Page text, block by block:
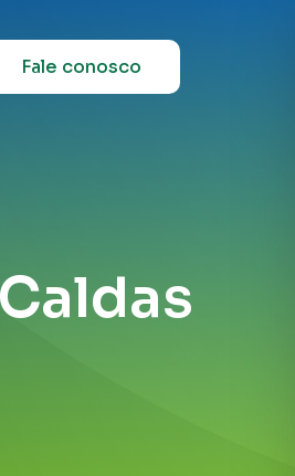
Fale conosco